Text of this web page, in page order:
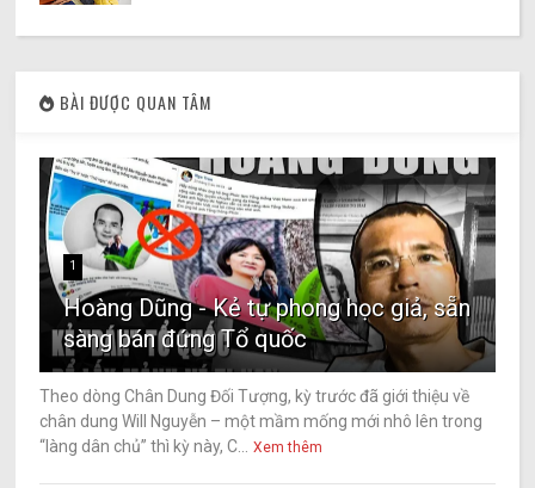
BÀI ĐƯỢC QUAN TÂM
1
Hoàng Dũng - Kẻ tự phong học giả, sẵn
sàng bán đứng Tổ quốc
Theo dòng Chân Dung Đối Tượng, kỳ trước đã giới thiệu về
chân dung Will Nguyễn – một mầm mống mới nhô lên trong
“làng dân chủ” thì kỳ này, C...
Xem thêm